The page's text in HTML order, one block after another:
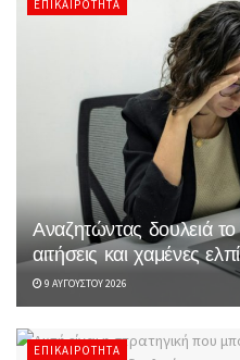
ΕΠΙΚΑΙΡΌΤΗΤΑ
Αναζητώντας δουλειά
αιτήσεις και χαμένες
9 ΑΥΓΟΎΣΤΟΥ 2026
ΕΠΙΚΑΙΡΌΤΗΤΑ